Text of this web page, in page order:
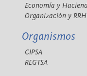
Economía y
Organización y
Organismos
CIPSA
REGTSA